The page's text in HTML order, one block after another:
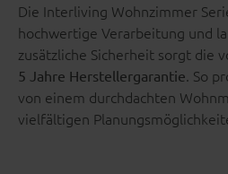
Die Interliving Wohnzimmer
hochwertige Verarbeitung und
zusätzliche Sicherheit sorgt die
5 Jahre Herstellergarantie. So
von einem durchdachten
vielfältigen